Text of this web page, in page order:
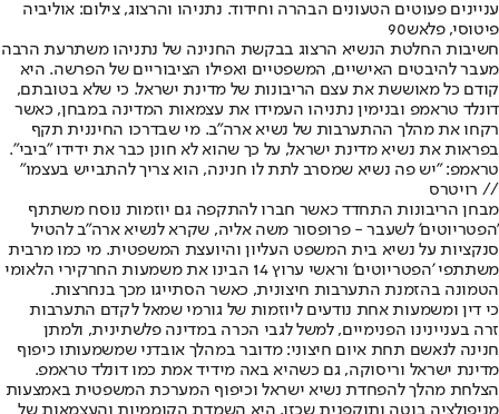
עניינים פעוטים הטעונים הבהרה וחידוד. נתניהו והרצוג, צילום: אוליביה
פיטוסי, פלאש90
חשיבות החלטת הנשיא הרצוג בבקשת החנינה של נתניהו משתרעת הרבה
מעבר להיבטים האישיים, המשפטיים ואפילו הציבוריים של הפרשה. היא
קודם כל מאוששת את עצם הריבונות של מדינת ישראל. כי שלא בטובתם,
דונלד טראמפ ובנימין נתניהו העמידו את עצמאות המדינה במבחן, כאשר
רקחו את מהלך ההתערבות של נשיא ארה"ב. מי שבדרכו החיננית תקף
בפראות את נשיא מדינת ישראל, על כך שהוא לא חונן כבר את ידידו "ביבי".
טראמפ: "יש פה נשיא שמסרב לתת לו חנינה, הוא צריך להתבייש בעצמו"
// רויטרס
מבחן הריבונות התחדד כאשר חברו להתקפה גם יוזמות נוסח משתתף
'הפטריוטים' לשעבר - פרופסור משה אליה, שקרא לנשיא ארה"ב להטיל
סנקציות על נשיא בית המשפט העליון והיועצת המשפטית. מי כמו מרבית
משתתפי 'הפטריוטים' וראשי ערוץ 14 הבינו את משמעות החרקירי הלאומי
הטמונה בהזמנת התערבות חיצונית, כאשר הסתייגו מכך בנחרצות.
כי דין ומשמעות אחת נודעים ליוזמות של גורמי שמאל לקדם התערבות
זרה בעניינינו הפנימיים, למשל לגבי הכרה במדינה פלשתינית, ולמתן
חנינה לנאשם תחת איום חיצוני: מדובר במהלך אובדני שמשמעותו כיפוף
מדינת ישראל וריסוקה, גם כשהיא באה מידיד אמת כמו דונלד טראמפ.
הצלחת מהלך להפחדת נשיא ישראל וכיפוף המערכת המשפטית באמצעות